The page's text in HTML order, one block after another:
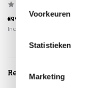
Voorkeuren
Statistieken
Marketing
€999,00
Incl. btw
Reviews